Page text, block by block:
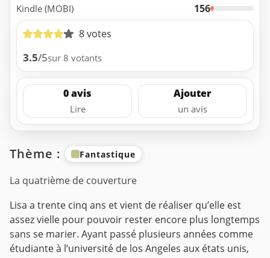
Kindle (MOBI)
156
8 votes
3.5/5sur 8 votants
0 avis
Lire
Ajouter
un avis
Thème : Fantastique
La quatrième de couverture
Lisa a trente cinq ans et vient de réaliser qu’elle est
assez vielle pour pouvoir rester encore plus longtemps
sans se marier. Ayant passé plusieurs années comme
étudiante à l’université de los Angeles aux états unis,